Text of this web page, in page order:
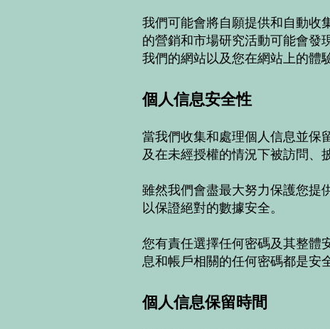
我們可能會將自願提供和自動收
的營銷和市場研究活動可能會發
我們的網站以及您在網站上的體驗
個人信息安全性
當我們收集和處理個人信息並保
及在未經授權的情況下被訪問、
雖然我們會盡最大努力保護您提
以保證絕對的數據安全。
您有責任選擇任何密碼及其整體
息和帳戶相關的任何密碼都是安
個人信息保留時間